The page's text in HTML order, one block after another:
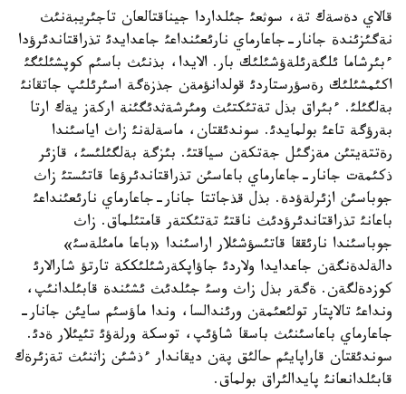
قالاي دةسةك تة، سوثعئ جئلداردا جيناقتالعان تاجئريبةنئث
نةگئزئندة جانار-جاعارماي نارئعئنداعئ جاعدايدئ تذراقتاندئرؤدا
ءبئرشاما ئلگةرئلةؤشئلئك بار. الايدا، بذنئث باسئم كوپشئلئگئ
اكئمشئلئك رةسؤرستاردئ قولدانؤمةن جذزةگة اسئرئلئپ جاتقانئ
بةلگئلئ. ءبئراق بذل تةتئكتئث ومئرشةثدئگئنة اركةز يةك ارتا
بةرؤگة تاعئ بولمايدئ. سوندئقتان، ماسةلةنئ زاث اياسئندا
رةتتةيتئن مةزگئل جةتكةن سياقتئ. بئزگة بةلگئلئسئ، قازئر
ذكئمةت جانار-جاعارماي باعاسئن تذراقتاندئرؤعا قاتئستئ زاث
جوباسئن ازئرلةؤدة. بذل قذجاتتا جانار-جاعارماي نارئعئنداعئ
باعانئ تذراقتاندئرؤدئث ناقتئ تةتئكتةر قامتئلماق. زاث
جوباسئندا نارئققا قاتئسؤشئلار اراسئندا «باعا مامئلةسئ»
دالةلدةنگةن جاعدايدا ولاردئ جاؤاپكةرشئلئككة تارتؤ شارالارئ
كوزدةلگةن. ةگةر بذل زاث وسئ جئلدئث ئشئندة قابئلدانئپ،
ونداعئ تالاپتار تولئعئمةن ورئندالسا، وندا ماؤسئم سايئن جانار-
جاعارماي باعاسئنئث باسقا شاؤئپ، توسكة ورلةؤئ تئيئلار ةدئ.
سوندئقتان قاراپايئم حالئق پةن ديقاندار ءذشئن زاثنئث تةزئرةك
قابئلدانعانئ پايدالئراق بولماق.